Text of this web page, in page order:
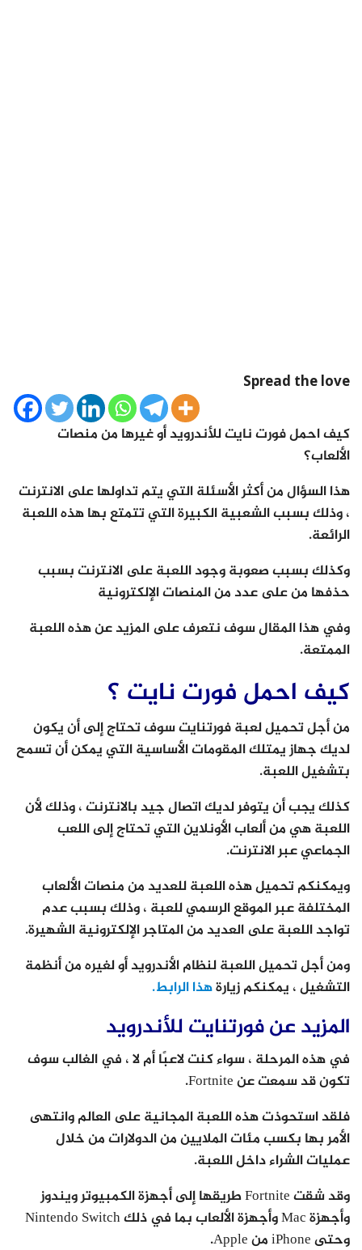
Spread the love
كيف احمل فورت نايت للأندرويد أو غيرها من منصات
الألعاب؟
هذا السؤال من أكثر الأسئلة التي يتم تداولها على الانترنت
، وذلك بسبب الشعبية الكبيرة التي تتمتع بها هذه اللعبة
الرائعة.
وكذلك بسبب صعوبة وجود اللعبة على الانترنت بسبب
حذفها من على عدد من المنصات الإلكترونية
وفي هذا المقال سوف نتعرف على المزيد عن هذه اللعبة
الممتعة.
كيف احمل فورت نايت ؟
من أجل تحميل لعبة فورتنايت سوف تحتاج إلى أن يكون
لديك جهاز يمتلك المقومات الأساسية التي يمكن أن تسمح
بتشغيل اللعبة.
كذلك يجب أن يتوفر لديك اتصال جيد بالانترنت ، وذلك لأن
اللعبة هي من ألعاب الأونلاين التي تحتاج إلى اللعب
الجماعي عبر الانترنت.
ويمكنكم تحميل هذه اللعبة للعديد من منصات الألعاب
المختلفة عبر الموقع الرسمي للعبة ، وذلك بسبب عدم
تواجد اللعبة على العديد من المتاجر الإلكترونية الشهيرة.
ومن أجل تحميل اللعبة لنظام الأندرويد أو لغيره من أنظمة
التشغيل ، يمكنكم زيارةهذا الرابط.
المزيد عن فورتنايت للأندرويد
في هذه المرحلة ، سواء كنت لاعبًا أم لا ، في الغالب سوف
تكون قد سمعت عن Fortnite.
فلقد استحوذت هذه اللعبة المجانية على العالم وانتهى
الأمر بها بكسب مئات الملايين من الدولارات من خلال
عمليات الشراء داخل اللعبة.
وقد شقت Fortnite طريقها إلى أجهزة الكمبيوتر ويندوز
وأجهزة Mac وأجهزة الألعاب بما في ذلك Nintendo Switch
وحتى iPhone من Apple.